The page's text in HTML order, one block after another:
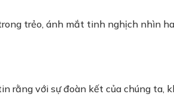
trẻo, ánh mắt tinh nghịch nhìn
rằng với sự đoàn kết của chúng ta,